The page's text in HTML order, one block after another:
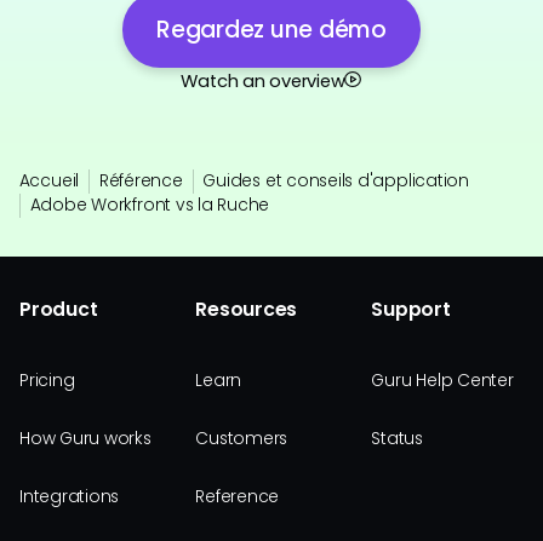
Regardez une démo
Watch an overview
Accueil Référence
Guides et conseils d'application
Adobe Workfront vs la Ruche
Product
Pricing
How Guru works
Integrations
Resources
Learn
Customers
Reference
Support
Guru Help Center
Status